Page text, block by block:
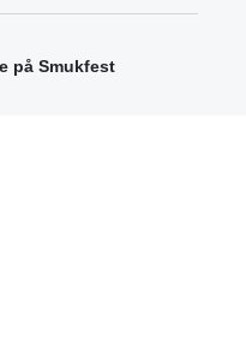
på Smukfest